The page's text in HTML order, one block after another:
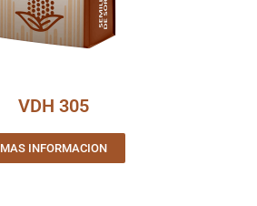
VDH 305
MAS INFORMACION